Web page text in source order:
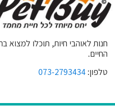
חנות לאוהבי חיות, תוכלו למצוא
החיים.
טלפון: 073-2793434